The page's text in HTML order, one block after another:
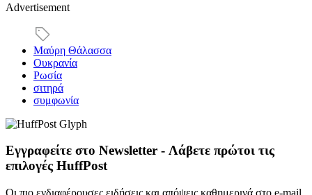
Advertisement
Μαύρη Θάλασσα
Ουκρανία
Ρωσία
σιτηρά
συμφωνία
Εγγραφείτε στο Newsletter - Λάβετε πρώτοι τις
επιλογές HuffPost
Οι πιο ενδιαφέρουσες ειδήσεις και απόψεις καθημερινά στο e-mail